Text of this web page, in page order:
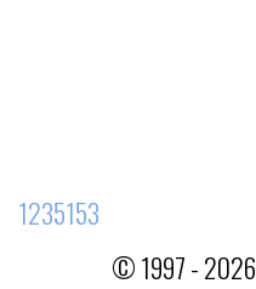
1235153
© 1997 - 2026